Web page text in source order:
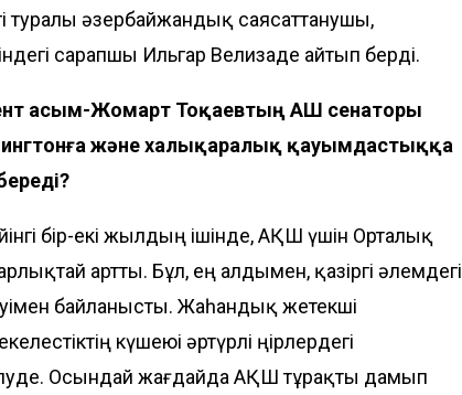
туралы әзербайжандық саясаттанушы,
сарапшы Ильгар Велизаде айтып берді.
Қасым-Жомарт Тоқаевтың АҚШ сенаторы
және халықаралық қауымдастыққа
бір-екі жылдың ішінде, АҚШ үшін Орталық
артты. Бұл, ең алдымен, қазіргі әлемдегі
байланысты. Жаһандық жетекші
күшеюі әртүрлі өңірлердегі
Осындай жағдайда АҚШ тұрақты дамып